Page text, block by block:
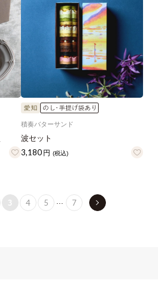
積奏バターサンド
波セット
3,180 円 (税込)
3 4 5 ... 7